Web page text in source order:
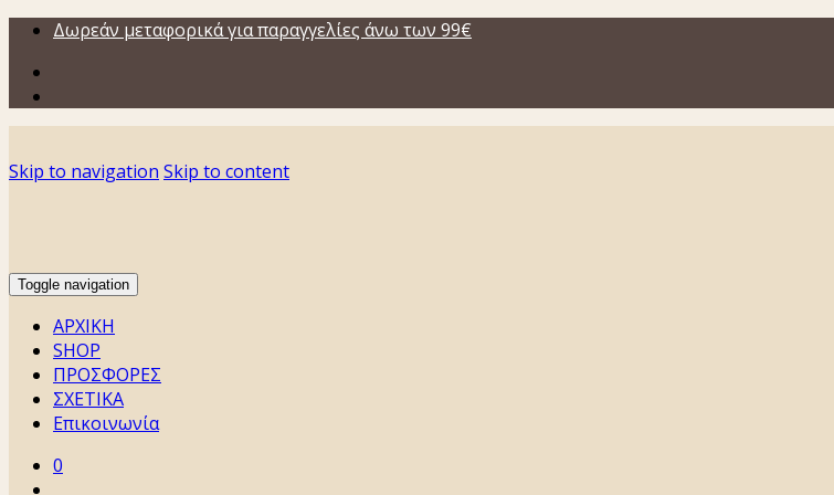
Δωρεάν μεταφορικά για παραγγελίες άνω των 99€
Skip to navigation Skip to content
Toggle navigation
ΑΡΧΙΚΗ
SHOP
ΠΡΟΣΦΟΡΕΣ
ΣΧΕΤΙΚΑ
Επικοινωνία
0